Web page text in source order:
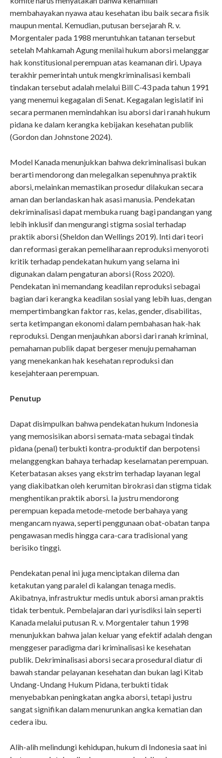
membahayakan nyawa atau kesehatan ibu baik secara fisik
maupun mental. Kemudian, putusan bersejarah R. v.
Morgentaler pada 1988 meruntuhkan tatanan tersebut
setelah Mahkamah Agung menilai hukum aborsi melanggar
hak konstitusional perempuan atas keamanan diri. Upaya
terakhir pemerintah untuk mengkriminalisasi kembali
tindakan tersebut adalah melalui Bill C-43 pada tahun 1991
yang menemui kegagalan di Senat. Kegagalan legislatif ini
secara permanen memindahkan isu aborsi dari ranah hukum
pidana ke dalam kerangka kebijakan kesehatan publik
(Gordon dan Johnstone 2024).
Model Kanada menunjukkan bahwa dekriminalisasi bukan
berarti mendorong dan melegalkan sepenuhnya praktik
aborsi, melainkan memastikan prosedur dilakukan secara
aman dan berlandaskan hak asasi manusia. Pendekatan
dekriminalisasi dapat membuka ruang bagi pandangan yang
lebih inklusif dan mengurangi stigma sosial terhadap
praktik aborsi (Sheldon dan Wellings 2019). Inti dari teori
dan reformasi gerakan pemeliharaan reproduksi menyoroti
kritik terhadap pendekatan hukum yang selama ini
digunakan dalam pengaturan aborsi (Ross 2020).
Pendekatan ini memandang keadilan reproduksi sebagai
bagian dari kerangka keadilan sosial yang lebih luas, dengan
mempertimbangkan faktor ras, kelas, gender, disabilitas,
serta ketimpangan ekonomi dalam pembahasan hak-hak
reproduksi. Dengan menjauhkan aborsi dari ranah kriminal,
pemahaman publik dapat bergeser menuju pemahaman
yang menekankan hak kesehatan reproduksi dan
kesejahteraan perempuan.
Penutup
Dapat disimpulkan bahwa pendekatan hukum Indonesia
yang memosisikan aborsi semata-mata sebagai tindak
pidana (penal) terbukti kontra-produktif dan berpotensi
melanggengkan bahaya terhadap keselamatan perempuan.
Keterbatasan akses yang ekstrim terhadap layanan legal
yang diakibatkan oleh kerumitan birokrasi dan stigma tidak
menghentikan praktik aborsi. Ia justru mendorong
perempuan kepada metode-metode berbahaya yang
mengancam nyawa, seperti penggunaan obat-obatan tanpa
pengawasan medis hingga cara-cara tradisional yang
berisiko tinggi.
Pendekatan penal ini juga menciptakan dilema dan
ketakutan yang paralel di kalangan tenaga medis.
Akibatnya, infrastruktur medis untuk aborsi aman praktis
tidak terbentuk. Pembelajaran dari yurisdiksi lain seperti
Kanada melalui putusan R. v. Morgentaler tahun 1998
menunjukkan bahwa jalan keluar yang efektif adalah dengan
menggeser paradigma dari kriminalisasi ke kesehatan
publik. Dekriminalisasi aborsi secara prosedural diatur di
bawah standar pelayanan kesehatan dan bukan lagi Kitab
Undang-Undang Hukum Pidana, terbukti tidak
menyebabkan peningkatan angka aborsi, tetapi justru
sangat signifikan dalam menurunkan angka kematian dan
cedera ibu.
Alih-alih melindungi kehidupan, hukum di Indonesia saat ini